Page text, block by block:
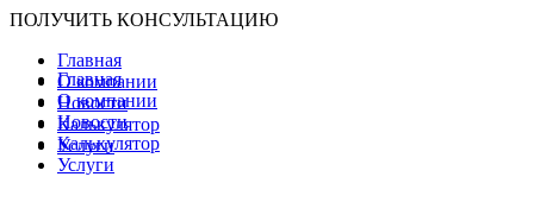
ПОЛУЧИТЬ КОНСУЛЬТАЦИЮ
Главная
О компании
Новости
Калькулятор
Услуги
Главная
О компании
Новости
Калькулятор
Услуги